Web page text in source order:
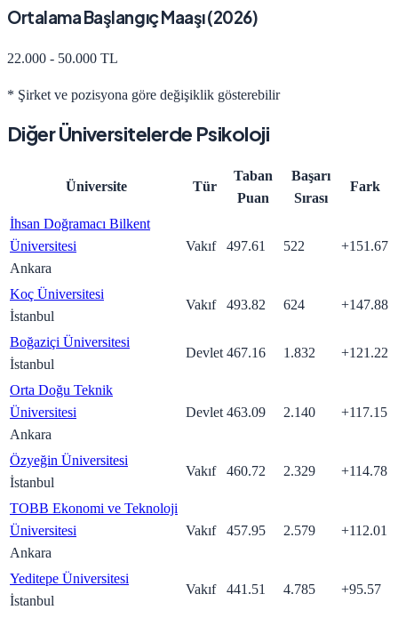
Ortalama Başlangıç Maaşı (2026)
22.000 - 50.000 TL
* Şirket ve pozisyona göre değişiklik gösterebilir
Diğer Üniversitelerde Psikoloji
Üniversite Tür
Taban
Puan
Başarı
Sırası
Fark
İhsan Doğramacı Bilkent
Üniversitesi
Ankara
Vakıf 497.61 522 +151.67
Koç Üniversitesi
İstanbul
Vakıf 493.82 624 +147.88
Boğaziçi Üniversitesi
İstanbul
Devlet 467.16 1.832 +121.22
Orta Doğu Teknik
Üniversitesi
Ankara
Devlet 463.09 2.140 +117.15
Özyeğin Üniversitesi
İstanbul
Vakıf 460.72 2.329 +114.78
TOBB Ekonomi ve Teknoloji
Üniversitesi
Ankara
Vakıf 457.95 2.579 +112.01
Yeditepe Üniversitesi
İstanbul
Vakıf 441.51 4.785 +95.57